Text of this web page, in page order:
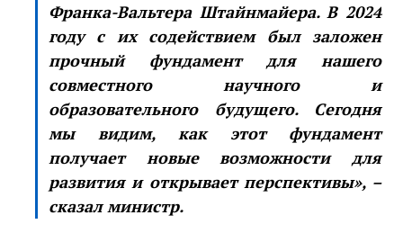
Франка-Вальтера Штайнмайера. В 2024
году с их содействием был заложен
прочный фундамент для нашего
совместного научного и
образовательного будущего. Сегодня
мы видим, как этот фундамент
получает новые возможности для
развития и открывает перспективы», –
сказал министр.